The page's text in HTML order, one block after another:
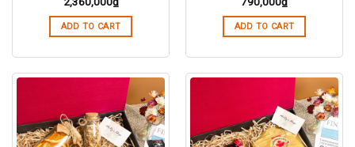
ADD TO CART ADD TO CART